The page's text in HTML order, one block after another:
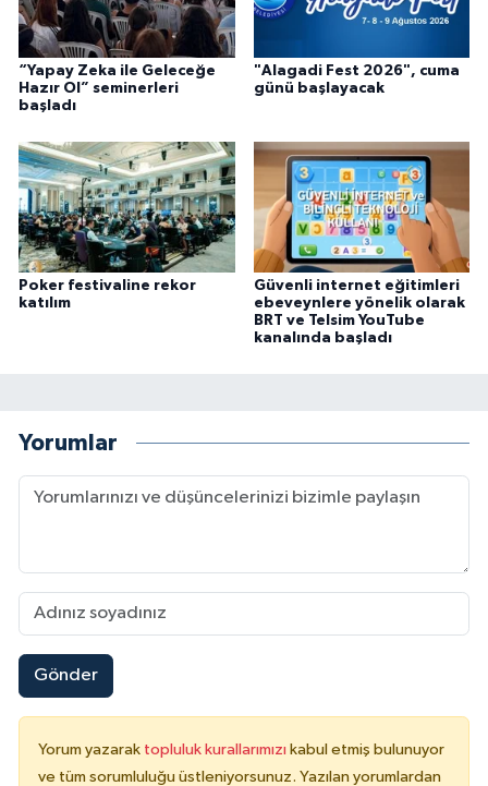
“Yapay Zeka ile Geleceğe
Hazır Ol” seminerleri
başladı
"Alagadi Fest 2026", cuma
günü başlayacak
Poker festivaline rekor
katılım
Güvenli internet eğitimleri
ebeveynlere yönelik olarak
BRT ve Telsim YouTube
kanalında başladı
Yorumlar
Gönder
Yorum yazarak topluluk kurallarımızı kabul etmiş bulunuyor
ve tüm sorumluluğu üstleniyorsunuz. Yazılan yorumlardan